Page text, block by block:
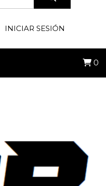
INICIAR SESIÓN
0